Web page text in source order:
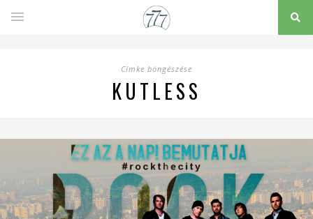
Címke böngészése
KUTLESS